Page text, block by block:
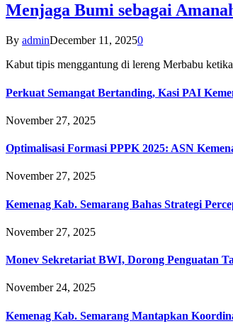
Menjaga Bumi sebagai
By adminDecember 11, 20250
Kabut tipis menggantung di lereng Merbabu
Perkuat Semangat Bertanding, Kasi PAI
November 27, 2025
Optimalisasi Formasi PPPK 2025: ASN
November 27, 2025
Kemenag Kab. Semarang Bahas Strategi
November 27, 2025
Monev Sekretariat BWI, Dorong Penguatan
November 24, 2025
Kemenag Kab. Semarang Mantapkan